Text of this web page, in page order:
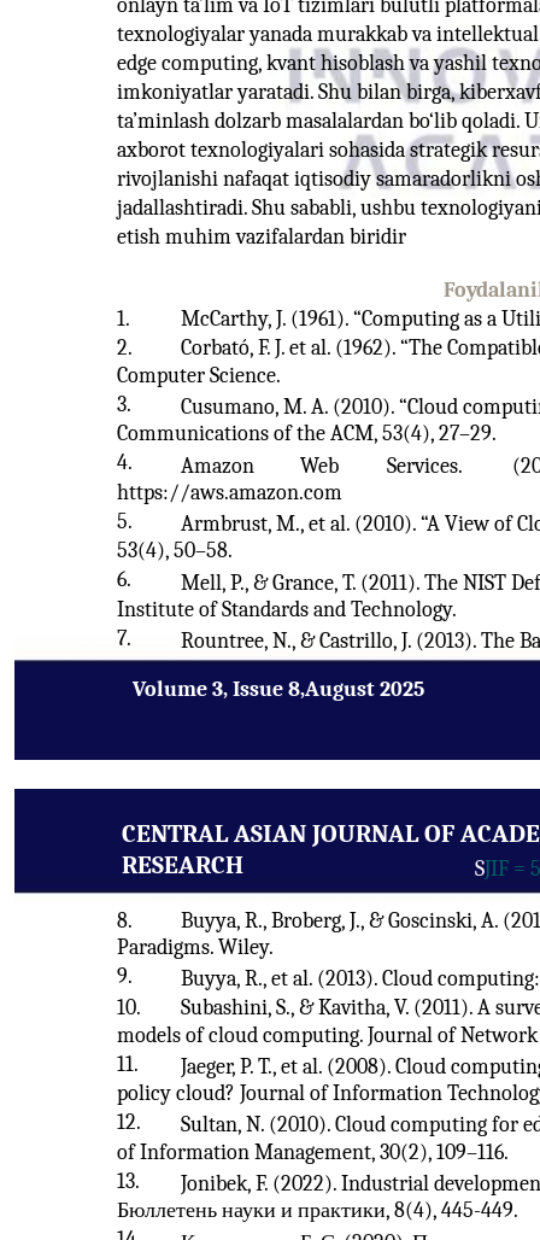
Volume 3, Issue 8,August 2025
onlayn ta’lim va IoT tizimlari bulutli
texnologiyalar yanada murakkab va
edge computing, kvant hisoblash va yashil
imkoniyatlar yaratadi. Shu bilan birga,
ta’minlash dolzarb masalalardan bo‘lib
axborot texnologiyalari sohasida strategik
rivojlanishi nafaqat iqtisodiy samaradorlikni
jadallashtiradi. Shu sababli, ushbu
etish muhim vazifalardan biridir
1.
McCarthy, J. (1961). “Computing as a
2.
Corbató, F. J. et al. (1962). “The
Computer Science.
3.
Cusumano, M. A. (2010). “Cloud
Communications of the ACM, 53(4), 27–29.
4.
Amazon Web Services.
https://aws.amazon.com
5.
Armbrust, M., et al. (2010). “A View of
53(4), 50–58.
6.
Mell, P., & Grance, T. (2011). The NIST
Institute of Standards and Technology.
7.
Rountree, N., & Castrillo, J. (2013). The
CENTRAL ASIAN JOURNAL OF
RESEARCH
SJIF =
8.
Buyya, R., Broberg, J., & Goscinski, A.
Paradigms. Wiley.
9.
Buyya, R., et al. (2013). Cloud
10.
Subashini, S., & Kavitha, V. (2011). A
models of cloud computing. Journal of
11.
Jaeger, P. T., et al. (2008). Cloud
policy cloud? Journal of Information
12.
Sultan, N. (2010). Cloud computing for
of Information Management, 30(2), 109–116.
13.
Jonibek, F. (2022). Industrial
Бюллетень науки и практики, 8(4), 445-449.